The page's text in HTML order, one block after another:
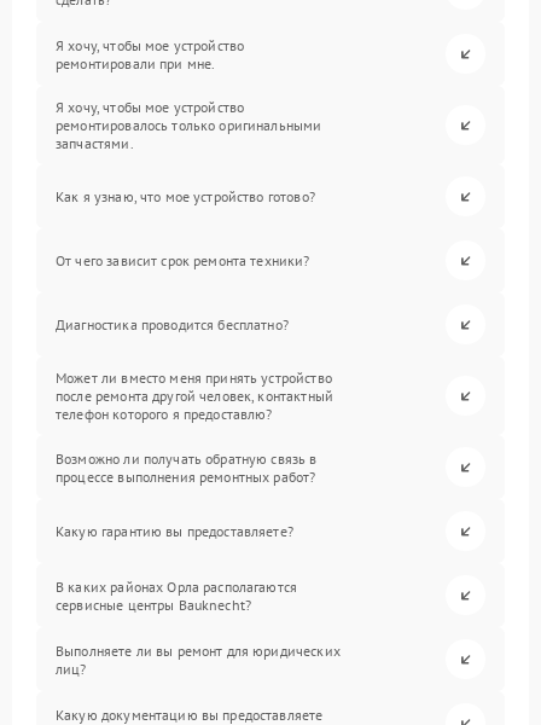
Я хочу, чтобы мое устройство
ремонтировали при мне.
Я хочу, чтобы мое устройство
ремонтировалось только оригинальными
запчастями.
Как я узнаю, что мое устройство готово?
От чего зависит срок ремонта техники?
Диагностика проводится бесплатно?
Может ли вместо меня принять устройство
после ремонта другой человек, контактный
телефон которого я предоставлю?
Возможно ли получать обратную связь в
процессе выполнения ремонтных работ?
Какую гарантию вы предоставляете?
В каких районах Орла располагаются
сервисные центры Bauknecht?
Выполняете ли вы ремонт для юридических
лиц?
Какую документацию вы предоставляете